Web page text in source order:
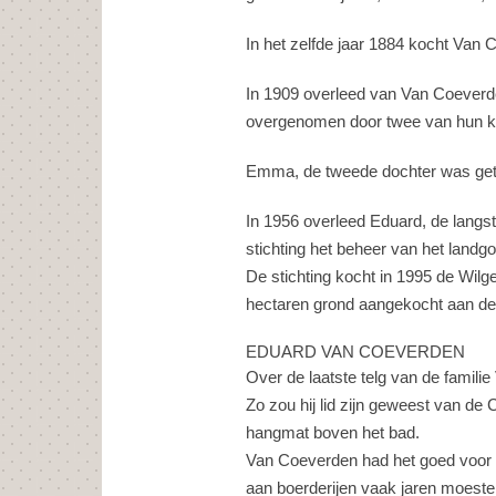
In het zelfde jaar 1884 kocht Van
In 1909 overleed van Van
overgenomen door twee van hun
Emma, de tweede dochter was
In 1956 overleed Eduard, de
stichting het beheer van het
De stichting kocht in 1995 de
hectaren grond aangekocht aan
EDUARD VAN COEVERDEN
Over de laatste telg van de
Zo zou hij lid zijn geweest van de
hangmat boven het bad.
Van Coeverden had het goed
aan boerderijen vaak jaren